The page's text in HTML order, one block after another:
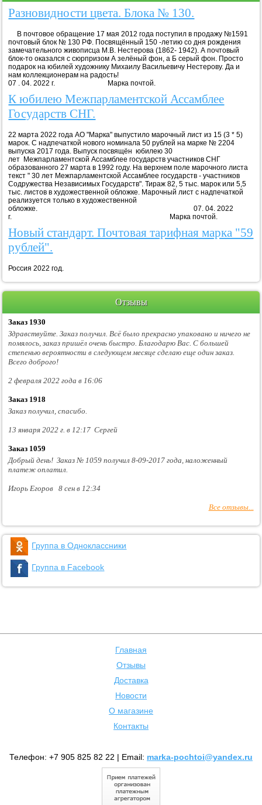
Разновидности цвета. Блока № 130.
В почтовое обращение 17 мая 2012 года поступил в продажу №1591
почтовый блок № 130 РФ. Посвящённый 150 -летию со дня рождения
замечательного живописца М.В. Нестерова (1862- 1942). А почтовый
блок-то оказался с сюрпризом А зелёный фон, а Б серый фон. Просто
подарок на юбилей художнику Михаилу Васильевичу Нестерову. Да и
нам коллекционерам на радость!
07 . 04. 2022 г. Марка почтой.
К юбилею Межпарламентской Ассамблее
Государств СНГ.
22 марта 2022 года АО "Марка" выпустило марочный лист из 15 (3 * 5)
марок. С надпечаткой нового номинала 50 рублей на марке № 2204
выпуска 2017 года. Выпуск посвящён юбилею 30
лет Межпарламентской Ассамблее государств участников СНГ
образованного 27 марта в 1992 году. На верхнем поле марочного листа
текст " 30 лет Межпарламентской Ассамблее государств - участников
Содружества Независимых Государств". Тираж 82, 5 тыс. марок или 5,5
тыс. листов в художественной обложке. Марочный лист с надпечаткой
реализуется только в художественной
обложке. 07. 04. 2022
г. Марка почтой.
Новый стандарт. Почтовая тарифная марка "59
рублей".
Россия 2022 год.
Отзывы
Заказ 1930
Здравствуйте. Заказ получил. Всё было прекрасно упаковано и ничего не
помялось, заказ пришёл очень быстро. Благодарю Вас. С большей
степенью вероятности в следующем месяце сделаю еще один заказ.
Всего доброго!
2 февраля 2022 года в 16:06
Заказ 1918
Заказ получил, спасибо.
13 января 2022 г. в 12:17 Сергей
Заказ 1059
Добрый день! Заказ № 1059 получил 8-09-2017 года, наложенный
платеж оплатил.
Игорь Егоров 8 сен в 12:34
Все отзывы...
Группа в Одноклассники
Группа в Facebook
Главная
Отзывы
Доставка
Новости
О магазине
Контакты
Телефон: +7 905 825 82 22 | Email: marka-pochtoi@yandex.ru